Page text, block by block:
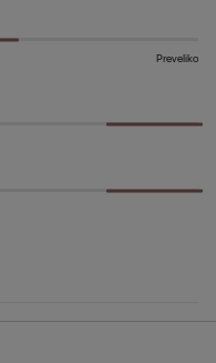
Preveliko